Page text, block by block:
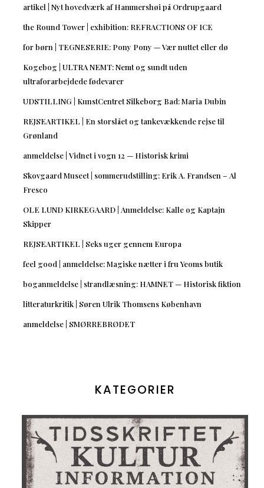
artikel | Nyt hovedværk af Hammershøi på Ordrupgaard
the Round Tower | exhibition: REFRACTIONS OF ICE
for børn | TEGNESERIE: Pony Pony — Vær nuttet eller dø
Kogebog | ULTRA NEMT: Nemt og sundt uden
ultraforarbejdede fødevarer
UDSTILLING | KunstCentret Silkeborg Bad: Maria Dubin
REJSEARTIKEL | En storslået og tankevækkende rejse til
Grønland
anmeldelse | Vidnet i vogn 12 — Historisk krimi
Skovgaard Museet | sommerudstilling: Erik A. Frandsen – Al
Fresco
OLE LUND KIRKEGAARD | Anmeldelse: Kalle og Kaptajn
Skipper
REJSEARTIKEL | Seks uger gennem Europa
feel good | anmeldelse: Magiske nætter i fru Yeoms butik
boganmeldelse | strandlæsning: HAMNET — Historisk fiktion
litteraturkritik | Søren Ulrik Thomsens København
anmeldelse | SMØRREBRØDET
KATEGORIER